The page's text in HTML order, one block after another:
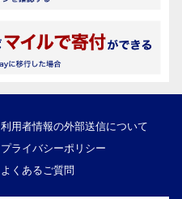
利用者情報の外部送信について
プライバシーポリシー
よくあるご質問